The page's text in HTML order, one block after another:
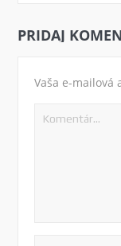
PRIDAJ
Vaša e-mailová